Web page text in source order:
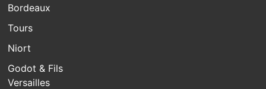
Bordeaux
Tours
Niort
Godot & Fils
Versailles